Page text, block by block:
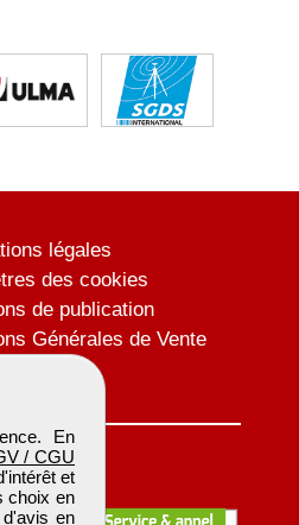
En
/ CGU
et
choix en
en
légales
des cookies
de publication
Générales de Vente